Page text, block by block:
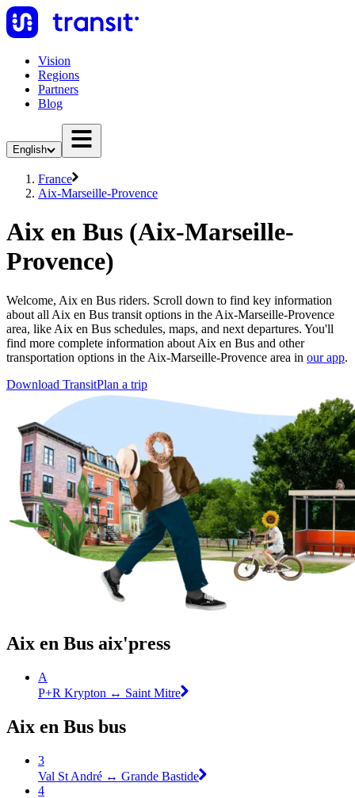
Vision
Regions
Partners
Blog
English
France
Aix-Marseille-Provence
Aix en Bus (Aix-Marseille-
Provence)
Welcome, Aix en Bus riders. Scroll down to find key information
about all Aix en Bus transit options in the Aix-Marseille-Provence
area, like Aix en Bus schedules, maps, and next departures. You'll
find more complete information about Aix en Bus and other
transportation options in the Aix-Marseille-Provence area in our app.
Download TransitPlan a trip
Aix en Bus aix'press
A
P+R Krypton ↔ Saint Mitre
Aix en Bus bus
3
Val St André ↔ Grande Bastide
4